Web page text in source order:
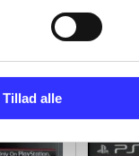
Tillad alle